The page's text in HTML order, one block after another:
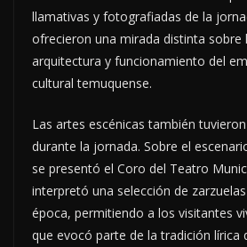
llamativas y fotografiadas de la
ofrecieron una mirada distinta sobre
arquitectura y funcionamiento del
cultural temuquense.
Las artes escénicas también
durante la jornada. Sobre el
se presentó el Coro del Teatro
interpretó una selección de
época, permitiendo a los visitantes
que evocó parte de la tradición lírica